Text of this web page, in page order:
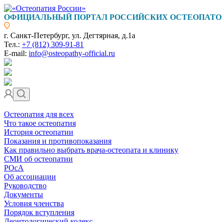
ОФИЦИАЛЬНЫЙ ПОРТАЛ РОССИЙСКИХ
г. Санкт-Петербург, ул. Дегтярная, д.1а
Тел.: +7 (812) 309-91-81
E-mail: info@osteopathy-official.ru
Остеопатия для всех
Что такое остеопатия
История остеопатии
Показания и противопоказания
Как правильно выбрать врача-остеопата и клинику
СМИ об остеопатии
РОсА
Об ассоциации
Руководство
Документы
Условия членства
Порядок вступления